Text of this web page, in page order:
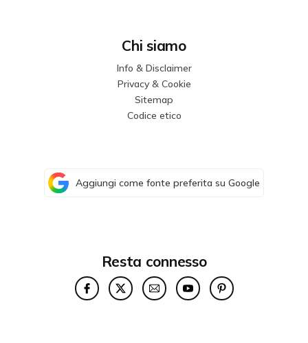
Chi siamo
Info & Disclaimer
Privacy & Cookie
Sitemap
Codice etico
Aggiungi come fonte preferita su Google
Resta connesso